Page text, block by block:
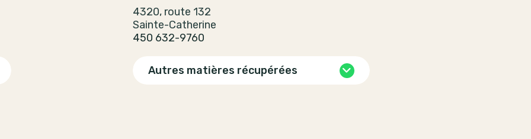
4320, route 132
Sainte-Catherine
450 632-9760
Autres matières récupérées